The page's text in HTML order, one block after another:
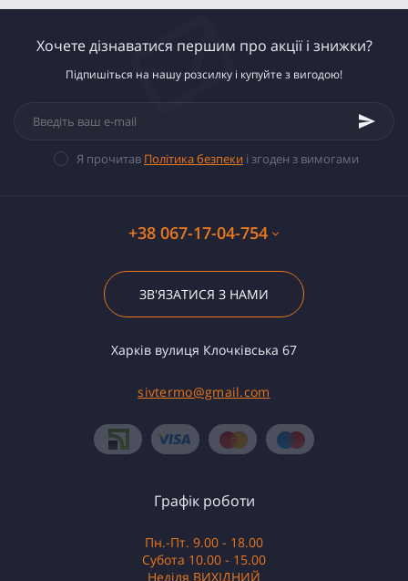
Хочете дізнаватися першим про акції і знижки?
Підпишіться на нашу розсилку і купуйте з вигодою!
Я прочитав Політика безпеки і згоден з вимогами
+38 067-17-04-754
ЗВ'ЯЗАТИСЯ З НАМИ
Харків вулиця Клочківська 67
sivtermo@gmail.com
Графік роботи
Пн.-Пт. 9.00 - 18.00
Субота 10.00 - 15.00
Неділя ВИХІДНИЙ